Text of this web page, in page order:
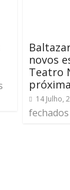
novos
Teatro
14 Julho,
fechados